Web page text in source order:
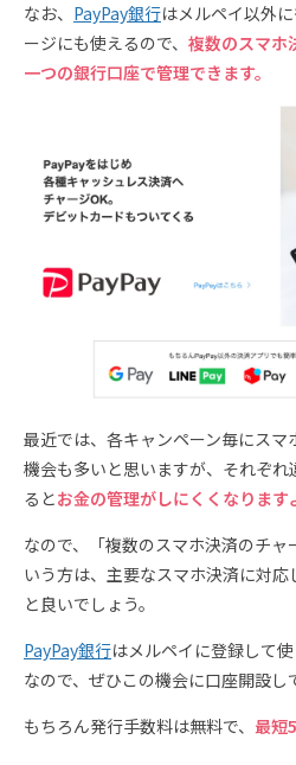
なお、 PayPay銀行はメルペイ以外
ージにも使えるので、 複数のスマホ
一つの銀行口座で管理できます。
最近では、各キャンペーン毎にスマ
機会も多いと思いますが、それぞ
るとお金の管理がしにくくなります
なので、「複数のスマホ決済のチ
いう方は、主要なスマホ決済に対応
と良いでしょう。
PayPay銀行はメルペイに登録して
なので、ぜひこの機会に口座開設し
もちろん発行手数料は無料で、 最短